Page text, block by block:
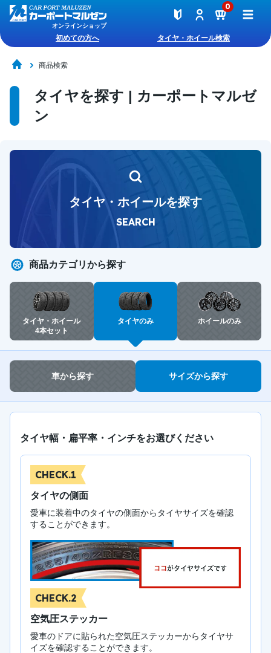
オンラインショップ
0
初めての方へ タイヤ・ホイール検索
商品検索
タイヤを探す | カーポートマルゼ
ン
タイヤ・ホイールを探す
SEARCH
商品カテゴリから探す
タイヤ・ホイール
4本セット
タイヤのみ ホイールのみ
車から探す サイズから探す
タイヤ幅・扁平率・インチをお選びください
CHECK.1
タイヤの側面
愛車に装着中のタイヤの側面からタイヤサイズを確認
することができます。
CHECK.2
空気圧ステッカー
愛車のドアに貼られた空気圧ステッカーからタイヤサ
イズを確認することができます。